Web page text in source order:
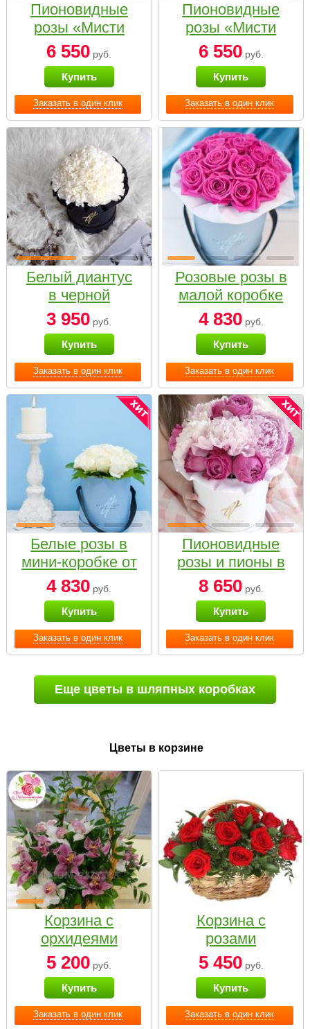
Заказать в один клик
Пионовидные
розы «Мисти
бабблс» в белой
коробке Small
6 550 руб.
Купить
Заказать в один клик
Пионовидные
розы «Мисти
бабблс» в
черной коробке
Small
6 550руб.
Купить
Заказать в один клик
Белый диантус
в черной
коробке Small
3 950 руб.
Купить
Заказать в один клик
Розовые розы в
малой коробке
4 830руб.
Купить
Заказать в один клик
Белые розы в
мини-коробке от
Bella Fiori
4 830 руб.
Купить
Заказать в один клик
Пионовидные
розы и пионы в
белой коробке
Small
8 650руб.
Купить
Еще цветы в шляпных коробках
Цветы в корзине
Заказать в один клик
Корзина с
орхидеями
малая
5 200 руб.
Купить
Заказать в один клик
Корзина с
розами
«Красный
Париж»
5 450руб.
Купить